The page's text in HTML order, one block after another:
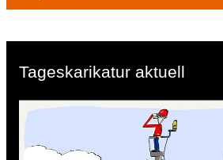
Tageskarikatur aktuell